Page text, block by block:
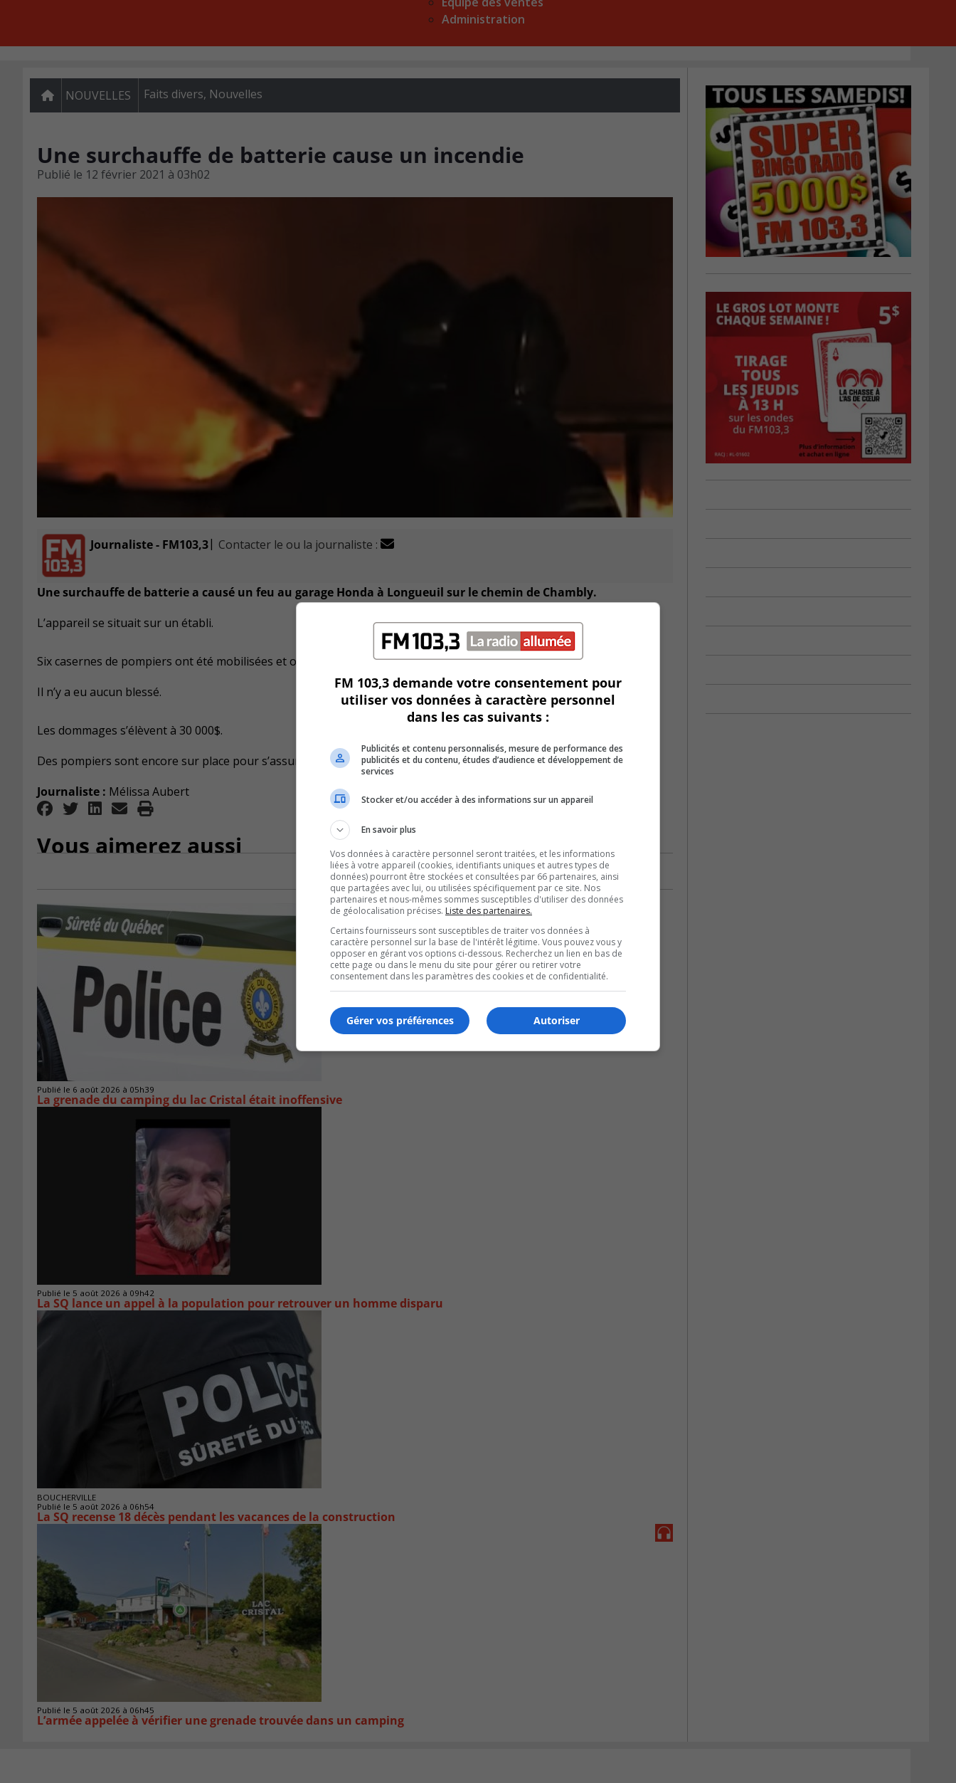
Administration
NOUVELLES Faits divers, Nouvelles
Une surchauffe de batterie cause un incendie
Publié le 12 février 2021 à 03h02
Journaliste - FM103,3| Contacter le ou la journaliste :
Une surchauffe de batterie a causé un feu au garage Honda à Longueuil sur le chemin de Chambly.
L’appareil se situait sur un établi.
Six casernes de pompiers ont été mobilisées et ont maîtrisé l’incendie rapidement.
Il n’y a eu aucun blessé.
Les dommages s’élèvent à 30 000$.
Des pompiers sont encore sur place pour s’assurer de la sécurité.
Journaliste : Mélissa Aubert
Vous aimerez aussi
Publié le 6 août 2026 à 05h39
La grenade du camping du lac Cristal était inoffensive
Publié le 5 août 2026 à 09h42
La SQ lance un appel à la population pour retrouver un homme disparu
BOUCHERVILLE
Publié le 5 août 2026 à 06h54
La SQ recense 18 décès pendant les vacances de la construction
Publié le 5 août 2026 à 06h45
L’armée appelée à vérifier une grenade trouvée dans un camping
FM 103,3 demande votre consentement pour
utiliser vos données à caractère personnel
dans les cas suivants :
Publicités et contenu personnalisés, mesure de performance des
publicités et du contenu, études d’audience et développement de
services
Stocker et/ou accéder à des informations sur un appareil
En savoir plus
Vos données à caractère personnel seront traitées, et les informations
liées à votre appareil (cookies, identifiants uniques et autres types de
données) pourront être stockées et consultées par 66 partenaires, ainsi
que partagées avec lui, ou utilisées spécifiquement par ce site. Nos
partenaires et nous-mêmes sommes susceptibles d'utiliser des données
de géolocalisation précises. Liste des partenaires.
Certains fournisseurs sont susceptibles de traiter vos données à
caractère personnel sur la base de l'intérêt légitime. Vous pouvez vous y
opposer en gérant vos options ci-dessous. Recherchez un lien en bas de
cette page ou dans le menu du site pour gérer ou retirer votre
consentement dans les paramètres des cookies et de confidentialité.
Autoriser
Gérer vos préférences